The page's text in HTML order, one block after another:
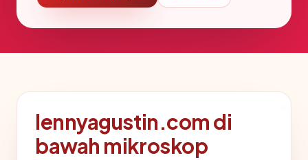
lennyagustin.com di
bawah mikroskop